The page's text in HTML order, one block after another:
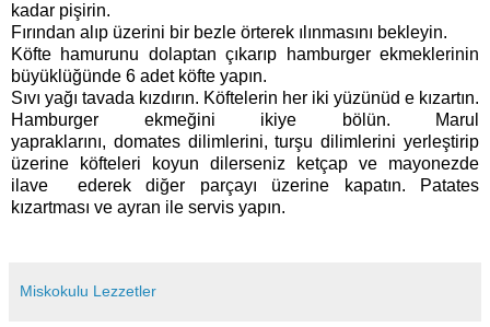
kadar pişirin.
Fırından alıp üzerini bir bezle örterek ılınmasını bekleyin.
Köfte hamurunu dolaptan çıkarıp hamburger ekmeklerinin
büyüklüğünde 6 adet köfte yapın.
Sıvı yağı tavada kızdırın. Köftelerin her iki yüzünüd e kızartın.
Hamburger ekmeğini ikiye bölün. Marul
yapraklarını, domates dilimlerini, turşu dilimlerini yerleştirip
üzerine köfteleri koyun dilerseniz ketçap ve mayonezde
ilave ederek diğer parçayı üzerine kapatın. Patates
kızartması ve ayran ile servis yapın.
Miskokulu Lezzetler